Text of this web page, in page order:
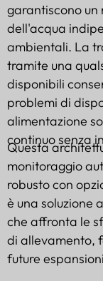
garantiscono
dell'acqua
ambientali. La
tramite una
disponibili
problemi di
alimentazione
continuo senza
Questa
monitoraggio
robusto con
è una soluzione
che affronta le
di allevamento,
future